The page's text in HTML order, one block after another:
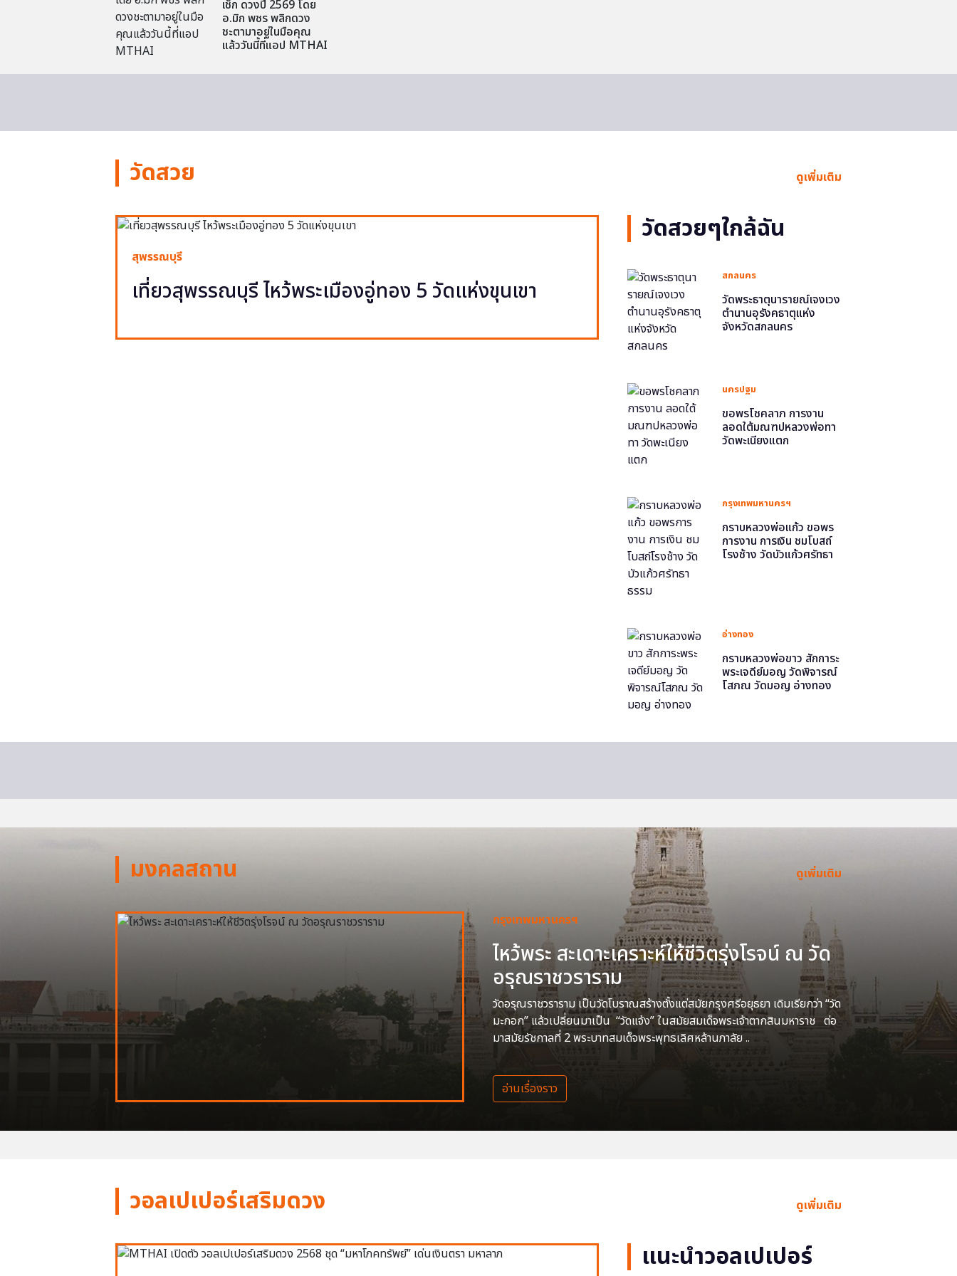
เช็ก ดวงปี 2569 โดย
อ.มิก พชร พลิกดวง
ชะตามาอยู่ในมือคุณ
แล้ววันนี้ที่แอป MTHAI
วัดสวย ดูเพิ่มเติม
สุพรรณบุรี
เที่ยวสุพรรณบุรี ไหว้พระเมืองอู่ทอง 5 วัดแห่งขุนเขา
วัดสวยๆใกล้ฉัน
สกลนคร
วัดพระธาตุนารายณ์เจงเวง
ตำนานอุรังคธาตุแห่ง
จังหวัดสกลนคร
นครปฐม
ขอพรโชคลาภ การงาน
ลอดใต้มณฑปหลวงพ่อทา
วัดพะเนียงแตก
กรุงเทพมหานครฯ
กราบหลวงพ่อแก้ว ขอพร
การงาน การเงิน ชมโบสถ์
โรงช้าง วัดบัวแก้วศรัทธา
อ่างทอง
กราบหลวงพ่อขาว สักการะ
พระเจดีย์มอญ วัดพิจารณ์
โสภณ วัดมอญ อ่างทอง
มงคลสถาน ดูเพิ่มเติม
กรุงเทพมหานครฯ
ไหว้พระ สะเดาะเคราะห์ให้ชีวิตรุ่งโรจน์ ณ วัด
อรุณราชวราราม
วัดอรุณราชวราราม เป็นวัดโบราณสร้างตั้งแต่สมัยกรุงศรีอยุธยา เดิมเรียกว่า “วัด
มะกอก” แล้วเปลี่ยนมาเป็น “วัดแจ้ง” ในสมัยสมเด็จพระเจ้าตากสินมหาราช ต่อ
มาสมัยรัชกาลที่ 2 พระบาทสมเด็จพระพุทธเลิศหล้านภาลัย ..
อ่านเรื่องราว
วอลเปเปอร์เสริมดวง ดูเพิ่มเติม
แนะนำวอลเปเปอร์